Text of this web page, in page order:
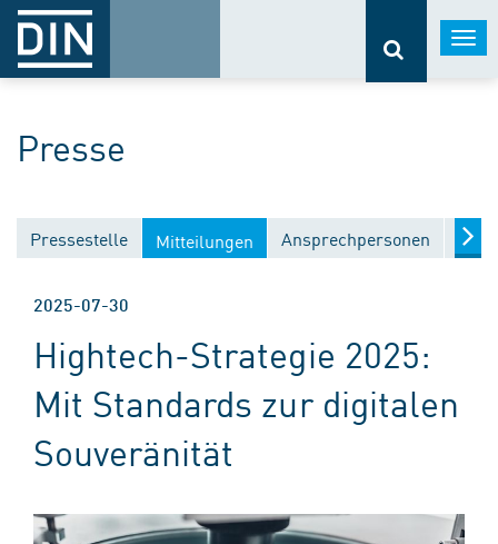
Presse
Pressestelle Mitteilungen Ansprechpersonen
2025-07-30
Hightech-Strategie 2025:
Mit Standards zur digitalen
Souveränität